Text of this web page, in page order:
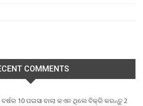
COMMENTS
10 ପଇସା ବାଲା କଏନ ଥିଲେ ବିକ୍ରି କରନ୍ତୁ 2